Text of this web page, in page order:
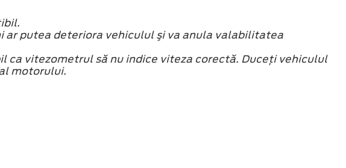
putea deteriora vehiculul şi va anula valabilitatea
vitezometrul să nu indice viteza corectă. Duceţi vehiculul
motorului.